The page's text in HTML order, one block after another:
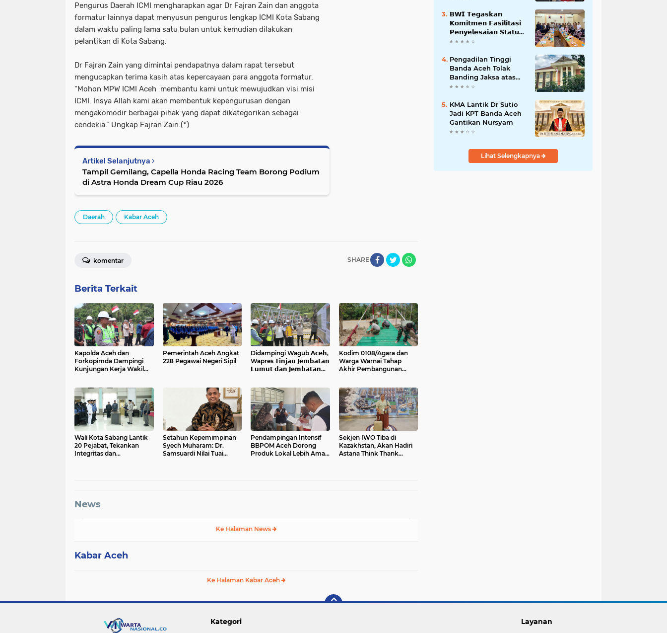
Pengurus Daerah ICMI mengharapkan agar Dr Fajran Zain dan anggota
formatur lainnya dapat menyusun pengurus lengkap ICMI Kota Sabang
dalam waktu paling lama satu bulan untuk kemudian dilakukan
pelantikan di Kota Sabang.
Dr Fajran Zain yang dimintai pendapatnya dalam rapat tersebut
mengucapkan terima kasih atas kepercayaan para anggota formatur.
"Mohon MPW ICMI Aceh membantu kami untuk mewujudkan visi misi
ICMI. Insya Allah kami akan membentuk kepengurusan dengan
mengakomodir berbagai pihak yang dapat dikategorikan sebagai
cendekia." Ungkap Fajran Zain.(*)
Artikel Selanjutnya
Tampil Gemilang, Capella Honda Racing Team Borong Podium
di Astra Honda Dream Cup Riau 2026
Daerah Kabar Aceh
SHARE
komentar
Berita Terkait
Kapolda Aceh dan
Forkopimda Dampingi
Kunjungan Kerja Wakil
Aceh Tengah
Pemerintah Aceh Angkat
228 Pegawai Negeri Sipil
Didampingi Wagub 𝗔𝗰𝗲𝗵,
Wapres 𝗧𝗶𝗻𝗷𝗮𝘂 𝗝𝗲𝗺𝗯𝗮𝘁𝗮𝗻
𝗟𝘂𝗺𝘂𝘁 𝗱𝗮𝗻 𝗝𝗲𝗺𝗯𝗮𝘁𝗮𝗻
Kodim 0108/Agara dan
Warga Warnai Tahap
Akhir Pembangunan
Wali Kota Sabang Lantik
20 Pejabat, Tekankan
Integritas dan
Setahun Kepemimpinan
Syech Muharam: Dr.
Samsuardi Nilai Tuai
Pendampingan Intensif
BBPOM Aceh Dorong
Produk Lokal Lebih Aman
Sekjen IWO Tiba di
Kazakhstan, Akan Hadiri
Astana Think Thank
News
Ke Halaman News
Kabar Aceh
Ke Halaman Kabar Aceh
𝗕𝗪𝗜 𝗧𝗲𝗴𝗮𝘀𝗸𝗮𝗻
𝗞𝗼𝗺𝗶𝘁𝗺𝗲𝗻 𝗙𝗮𝘀𝗶𝗹𝗶𝘁𝗮𝘀𝗶
𝗣𝗲𝗻𝘆𝗲𝗹𝗲𝘀𝗮𝗶𝗮𝗻 𝗦𝘁𝗮𝘁𝘂𝘀
𝗪𝗮𝗸𝗮𝗳 𝗕𝗹𝗮𝗻𝗴 𝗣𝗮𝗱𝗮𝗻𝗴
Pengadilan Tinggi
Banda Aceh Tolak
Banding Jaksa atas
Putusan Bebas Kasus
KMA Lantik Dr Sutio
Jadi KPT Banda Aceh
Gantikan Nursyam
Lihat Selengkapnya
Kategori Layanan